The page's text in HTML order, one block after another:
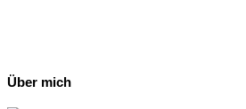
Über mich